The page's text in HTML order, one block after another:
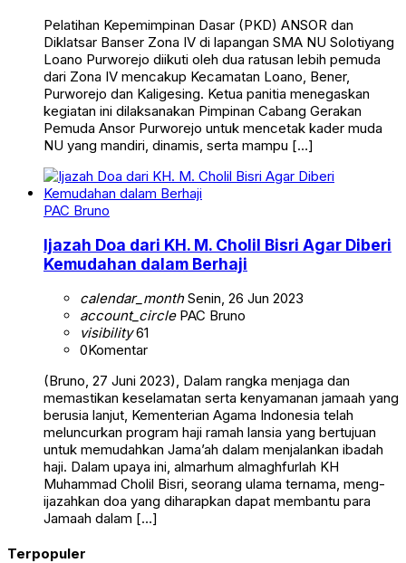
Pelatihan Kepemimpinan Dasar (PKD) ANSOR dan
Diklatsar Banser Zona IV di lapangan SMA NU Solotiyang
Loano Purworejo diikuti oleh dua ratusan lebih pemuda
dari Zona IV mencakup Kecamatan Loano, Bener,
Purworejo dan Kaligesing. Ketua panitia menegaskan
kegiatan ini dilaksanakan Pimpinan Cabang Gerakan
Pemuda Ansor Purworejo untuk mencetak kader muda
NU yang mandiri, dinamis, serta mampu […]
PAC Bruno
Ijazah Doa dari KH. M. Cholil Bisri Agar Diberi
Kemudahan dalam Berhaji
calendar_monthSenin, 26 Jun 2023
account_circlePAC Bruno
visibility61
0Komentar
(Bruno, 27 Juni 2023), Dalam rangka menjaga dan
memastikan keselamatan serta kenyamanan jamaah yang
berusia lanjut, Kementerian Agama Indonesia telah
meluncurkan program haji ramah lansia yang bertujuan
untuk memudahkan Jama’ah dalam menjalankan ibadah
haji. Dalam upaya ini, almarhum almaghfurlah KH
Muhammad Cholil Bisri, seorang ulama ternama, meng-
ijazahkan doa yang diharapkan dapat membantu para
Jamaah dalam […]
Terpopuler